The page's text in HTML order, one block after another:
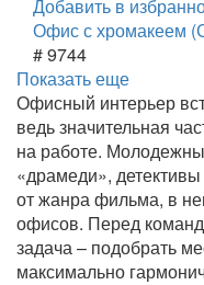
Добавить в
Офис с хромакеем
# 9744
Показать еще
Офисный интерьер
ведь значительная
на работе.
«драмеди»,
от жанра фильма, в
офисов. Перед
задача – подобрать
максимально